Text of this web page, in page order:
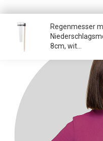
Regenmesser
8cm, wit...